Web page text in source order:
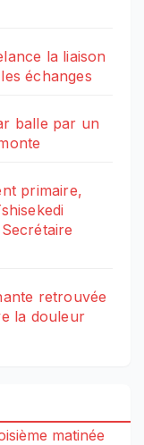
la liaison
échanges
balle par un
primaire,
retrouvée
la douleur
matinée